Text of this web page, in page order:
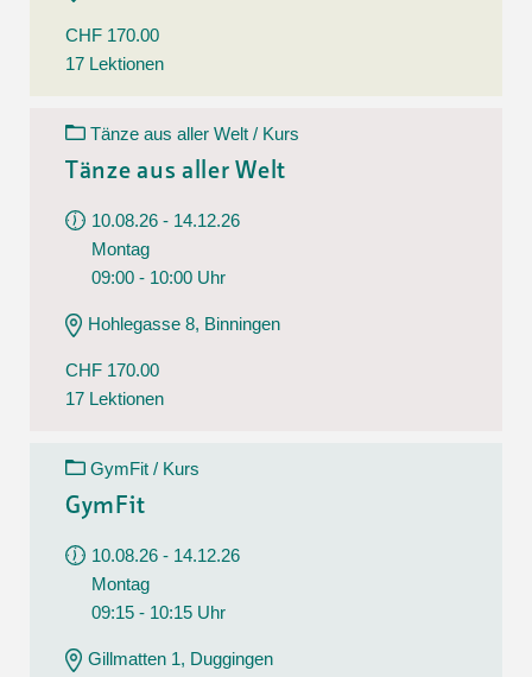
CHF 170.00
17 Lektionen
Tänze aus aller Welt / Kurs
Tänze aus aller Welt
10.08.26 - 14.12.26
Montag
09:00 - 10:00 Uhr
Hohlegasse 8, Binningen
CHF 170.00
17 Lektionen
GymFit / Kurs
GymFit
10.08.26 - 14.12.26
Montag
09:15 - 10:15 Uhr
Gillmatten 1, Duggingen